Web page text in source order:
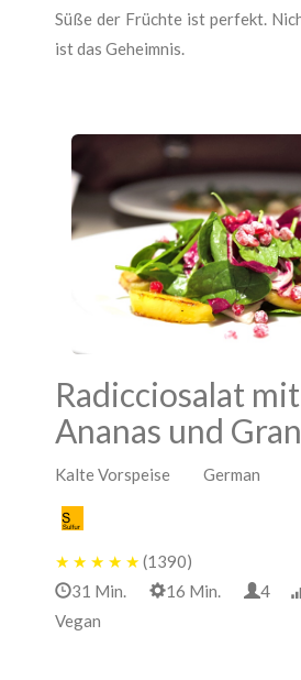
Süße der Früchte ist perfekt.
ist das Geheimnis.
Radicciosalat
Ananas und
Kalte Vorspeise German
★ ★ ★ ★ ★ (1390)
31 Min.
16 Min. 4
Vegan